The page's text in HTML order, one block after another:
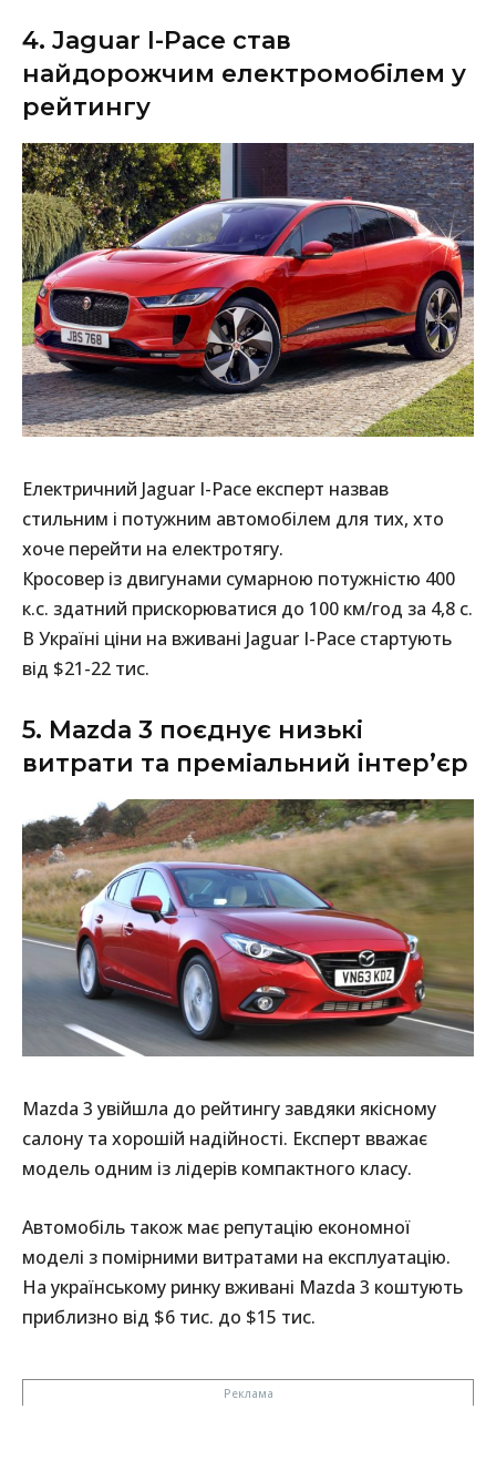
4. Jaguar I-Pace став
найдорожчим електромобілем у
рейтингу
Електричний Jaguar I-Pace експерт назвав
стильним і потужним автомобілем для тих, хто
хоче перейти на електротягу.
Кросовер із двигунами сумарною потужністю 400
к.с. здатний прискорюватися до 100 км/год за 4,8 с.
В Україні ціни на вживані Jaguar I-Pace стартують
від $21-22 тис.
5. Mazda 3 поєднує низькі
витрати та преміальний інтер’єр
Mazda 3 увійшла до рейтингу завдяки якісному
салону та хорошій надійності. Експерт вважає
модель одним із лідерів компактного класу.
Автомобіль також має репутацію економної
моделі з помірними витратами на експлуатацію.
На українському ринку вживані Mazda 3 коштують
приблизно від $6 тис. до $15 тис.